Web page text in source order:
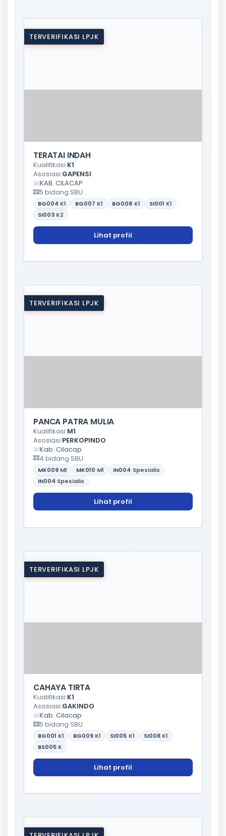
TERVERIFIKASI LPJK
TERATAI INDAH
Kualifikasi:K1
Asosiasi:GAPENSI
KAB. CILACAP
5 bidang SBU
BG004 K1 BG007 K1 BG008 K1 SI001 K1
SI003 K2
Lihat profil
TERVERIFIKASI LPJK
PANCA PATRA MULIA
Kualifikasi:M1
Asosiasi:PERKOPINDO
Kab. Cilacap
4 bidang SBU
MK009 M1 MK010 M1 IN004 Spesialis
IN004 Spesialis
Lihat profil
TERVERIFIKASI LPJK
CAHAYA TIRTA
Kualifikasi:K1
Asosiasi:GAKINDO
Kab. Cilacap
5 bidang SBU
BG001 K1 BG009 K1 SI005 K1 SI008 K1
BS005 K
Lihat profil